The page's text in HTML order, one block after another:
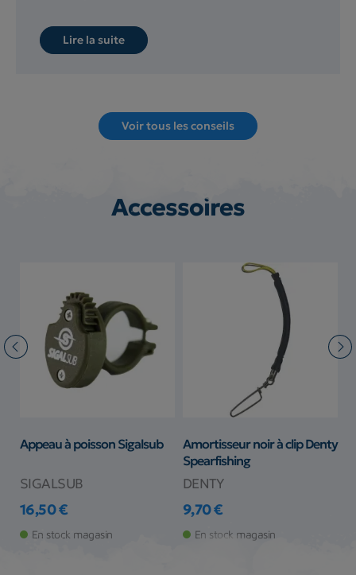
Lire la suite
Voir tous les conseils
Accessoires
Appeau à poisson Sigalsub
SIGALSUB
Prix
16,50 €
En stock magasin
Amortisseur noir à clip Denty
Spearfishing
DENTY
Prix
9,70 €
En stock magasin